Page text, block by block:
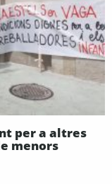
per a altres
menors